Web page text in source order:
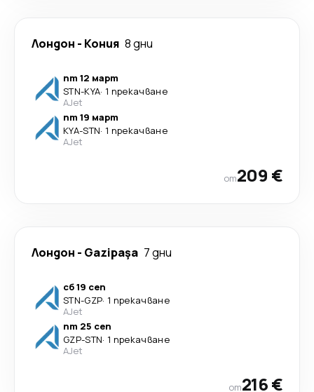
Лондон - Кония 8 дни
пт 12 март
STN-KYA· 1 прекачване
AJet
пт 19 март
KYA-STN· 1 прекачване
AJet
от209 €
Лондон - Gazipaşa 7 дни
сб 19 сеп
STN-GZP· 1 прекачване
AJet
пт 25 сеп
GZP-STN· 1 прекачване
AJet
от216 €